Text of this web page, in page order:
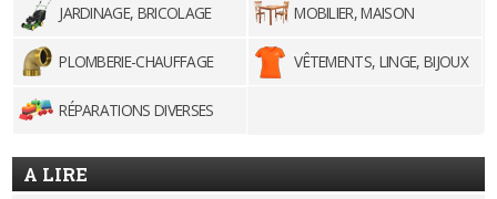
JARDINAGE, BRICOLAGE
MOBILIER, MAISON
PLOMBERIE-CHAUFFAGE VÊTEMENTS, LINGE, BIJOUX
RÉPARATIONS DIVERSES
A LIRE